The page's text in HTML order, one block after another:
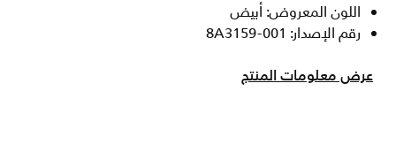
اللون المعروض: أبيض
رقم الإصدار: 8A3159-001
عرض معلومات المنتج